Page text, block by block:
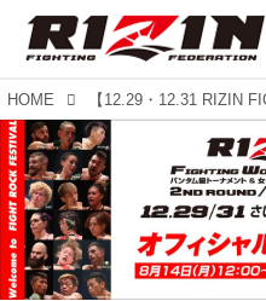
HOME